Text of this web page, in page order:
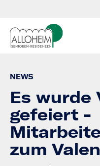
NEWS
Es wurde
gefeiert -
zum